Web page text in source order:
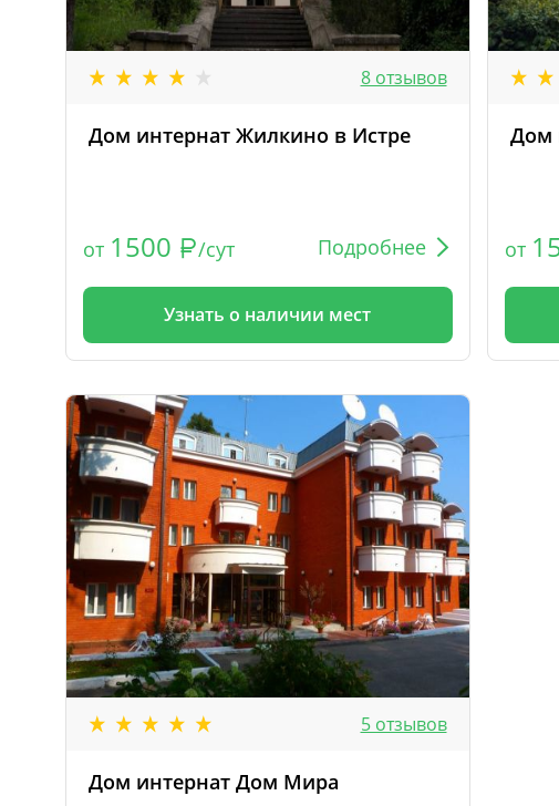
8 отзывов
Дом интернат Жилкино в Истре
от 1500 /сут Подробнее
Узнать о наличии мест
Дом
от
5 отзывов
Дом интернат Дом Мира